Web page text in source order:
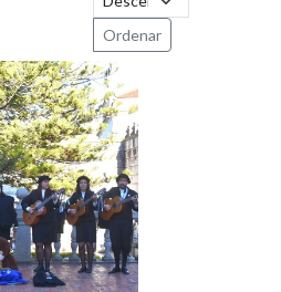
Ordenar